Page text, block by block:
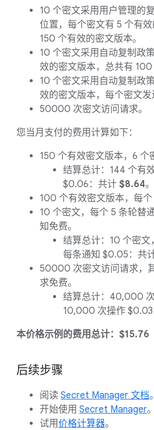
10 个密文采用用户管理的
位置，每个密文有 5 个有
150 个有效的密文版本。
10 个密文采用自动复制政
效的密文版本，总共有 100
10 个密文采用自动复制政
效的密文版本，每个密文发
50000 次密文访问请求。
您当月支付的费用计算如下：
150 个有效密文版本，6 个
结算总计：144 个有
$0.06：共计 $8.64。
100 个有效密文版本，每个
10 个密文，每个 5 条轮替
知免费。
结算总计：10 个密文
每条通知 $0.05：共
50000 次密文访问请求，
求免费。
结算总计：40,000
10,000 次操作
本价格示例的费用总计：$15.76
后续步骤
阅读 Secret Manager 文档。
开始使用 Secret Manager。
试用价格计算器。